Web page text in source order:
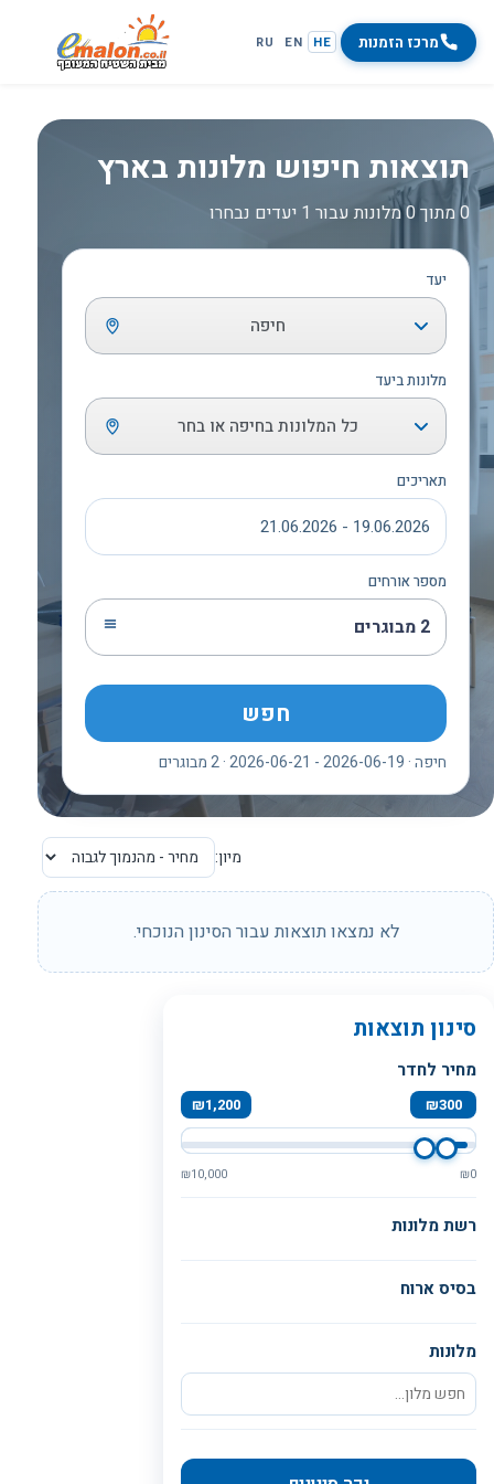
מרכז הזמנות HE
EN
RU
תוצאות חיפוש מלונות בארץ
0 מתוך 0 מלונות עבור 1 יעדים נבחרו
יעד
חיפה
מלונות ביעד
כל המלונות בחיפה או בחר
תאריכים
19.06.2026 - 21.06.2026
מספר אורחים
2 מבוגרים
חפש
חיפה · 2026-06-19 - 2026-06-21 · 2 מבוגרים
מיון:
לא נמצאו תוצאות עבור הסינון הנוכחי.
סינון תוצאות
מחיר לחדר
₪300
₪1,200
₪0
₪10,000
רשת מלונות
בסיס ארוח
מלונות